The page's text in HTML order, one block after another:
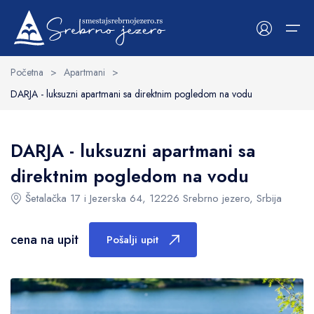
Početna
Apartmani
Hoteli
Mapa smeštaja
O Srebrnom jezeru
Uopšteno o jezeru
Viminacijum
Lepenski Vir
Ramska tvrđava
Golubačka tvrđava
Početna > Apartmani >
DARJA - luksuzni apartmani sa direktnim pogledom na vodu
Osnovne informacije Struktura Okolina
DARJA - luksuzni apartmani sa
direktnim pogledom na vodu
Šetalačka 17 i Jezerska 64, 12226 Srebrno jezero, Srbija
cena na upit Pošalji upit
Datum početka
Datum završetka